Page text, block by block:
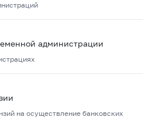
администрации
на осуществление банковских